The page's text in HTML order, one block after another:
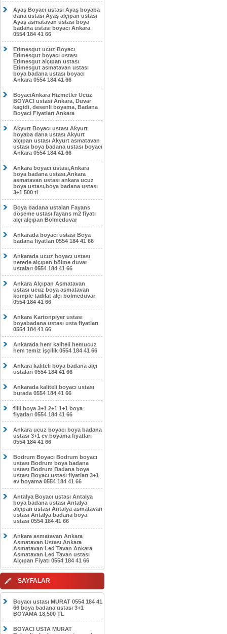
Ayaş Boyacı ustası Ayaş boyaba
dana ustası Ayaş alçıpan ustası
Ayaş asmatavan ustası boya
badana ustası boyacı Ankara
0554 184 41 66
Etimesgut ucuz Boyacı
Etimesgut boyacı ustası
Etimesgut alçıpan ustası
Etimesgut asmatavan ustası
boya badana ustası boyacı
Ankara 0554 184 41 66
BoyacıAnkara Hizmetler Ucuz
BOYACI ustasi Ankara, Duvar
kagidi, desenli boyama, Badana
Boyaci Fiyatları Ankara
Akyurt Boyacı ustası Akyurt
boyaba dana ustası Akyurt
alçıpan ustası Akyurt asmatavan
ustası boya badana ustası boyacı
Ankara 0554 184 41 66
Ankara boyacı ustası,Ankara
boya badana ustası,Ankara
asmatavan ustası ankara ucuz
boya ustası,boya badana ustası
3+1 500 tl
Boya badana ustaları Fayans
döşeme ustası fayans m2 fiyatı
alçı alçıpan Bölmeduvar
Ankarada boyacı ustası Boya
badana fiyatları 0554 184 41 66
Ankarada ucuz boyacı ustası
nerede alçıpan bölme duvar
ustaları 0554 184 41 66
Ankara Alçıpan Asmatavan
ustası ucuz boya asmatavan
komple tadilat alçı bölmeduvar
0554 184 41 66
Ankara Kartonpiyer ustası
boyabadana ustası usta fiyatları
0554 184 41 66
Ankarada hem kaliteli hemucuz
hem temiz işçilik 0554 184 41 66
Ankara kaliteli boya badana alçı
ustaları 0554 184 41 66
Ankarada kaliteli boyacı ustası
burada 0554 184 41 66
filli boya 3+1 2+1 1+1 boya
fiyatları 0554 184 41 66
Ankara ucuz boyacı boya badana
ustası 3+1 ev boyama fiyatları
0554 184 41 66
Bodrum Boyacı Bodrum boyacı
ustası Bodrum boya badana
ustası Bodrum Badana boya
ustası Boyacı ustası fiyatları 3+1
ev boyama 0554 184 41 66
Antalya Boyacı ustası Antalya
boya badana ustası Antalya
alçıpan ustası Antalya asmatavan
ustası Antalya badana boya
ustası 0554 184 41 66
Ankara asmatavan Ankara
Asmatavan Ustası Ankara
Asmatavan Led Tavan Ankara
Asmatavan Led Tavan ustası
Alçıpan Fiyatı 0554 184 41 66
SAYFALAR
Boyacı ustası MURAT 0554 184 41
66 boya badana ustası 3+1
BOYAMA 18,500 TL
BOYACI USTA MURAT